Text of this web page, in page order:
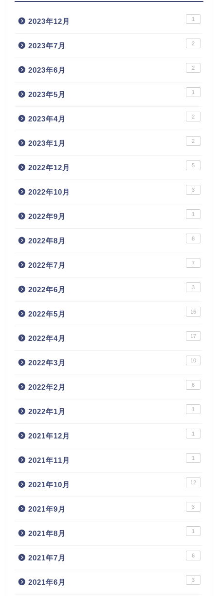
2023年12月 1
2023年7月 2
2023年6月 2
2023年5月 1
2023年4月 2
2023年1月 2
2022年12月 5
2022年10月 3
2022年9月 1
2022年8月 8
2022年7月 7
2022年6月 3
2022年5月 16
2022年4月 17
2022年3月 10
2022年2月 6
2022年1月 1
2021年12月 1
2021年11月 1
2021年10月 12
2021年9月 3
2021年8月 1
2021年7月 6
2021年6月 3